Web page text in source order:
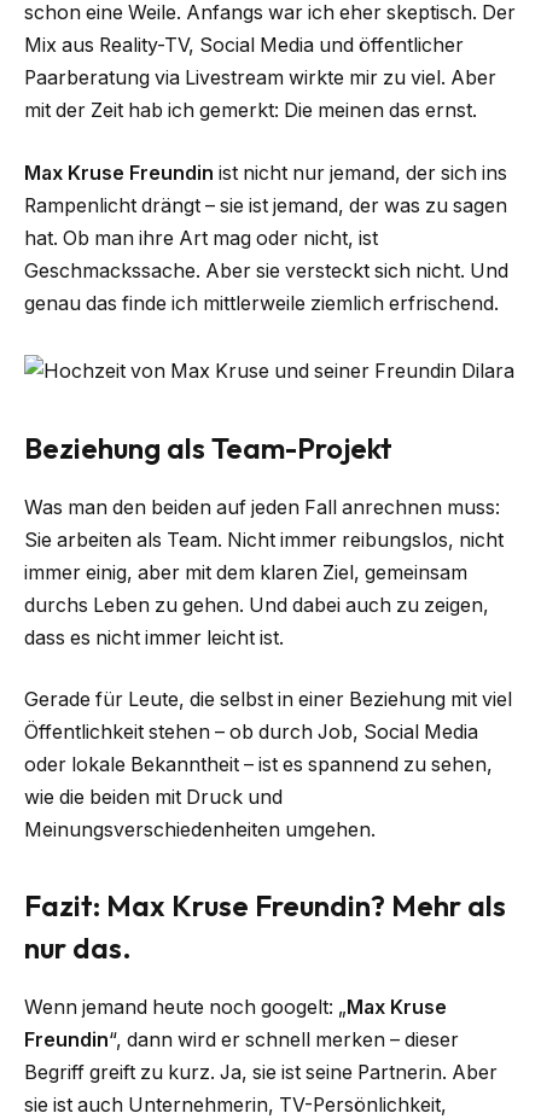
schon eine Weile. Anfangs war ich eher skeptisch. Der
Mix aus Reality-TV, Social Media und öffentlicher
Paarberatung via Livestream wirkte mir zu viel. Aber
mit der Zeit hab ich gemerkt: Die meinen das ernst.
Max Kruse Freundin ist nicht nur jemand, der sich ins
Rampenlicht drängt – sie ist jemand, der was zu sagen
hat. Ob man ihre Art mag oder nicht, ist
Geschmackssache. Aber sie versteckt sich nicht. Und
genau das finde ich mittlerweile ziemlich erfrischend.
Beziehung als Team-Projekt
Was man den beiden auf jeden Fall anrechnen muss:
Sie arbeiten als Team. Nicht immer reibungslos, nicht
immer einig, aber mit dem klaren Ziel, gemeinsam
durchs Leben zu gehen. Und dabei auch zu zeigen,
dass es nicht immer leicht ist.
Gerade für Leute, die selbst in einer Beziehung mit viel
Öffentlichkeit stehen – ob durch Job, Social Media
oder lokale Bekanntheit – ist es spannend zu sehen,
wie die beiden mit Druck und
Meinungsverschiedenheiten umgehen.
Fazit: Max Kruse Freundin? Mehr als
nur das.
Wenn jemand heute noch googelt: „ Max Kruse
Freundin“, dann wird er schnell merken – dieser
Begriff greift zu kurz. Ja, sie ist seine Partnerin. Aber
sie ist auch Unternehmerin, TV-Persönlichkeit,